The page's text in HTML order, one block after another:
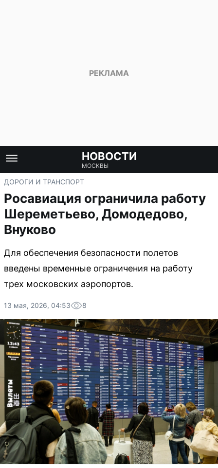
НОВОСТИ
МОСКВЫ
ДОРОГИ И ТРАНСПОРТ
Росавиация ограничила работу
Шереметьево, Домодедово,
Внуково
Для обеспечения безопасности полетов
введены временные ограничения на работу
трех московских аэропортов.
13 мая, 2026, 04:53 8